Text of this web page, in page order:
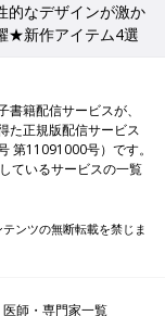
的なデザインが激か
★新作アイテム4選
籍配信サービスが、
た正規版配信サービス
第11091000号）です。
ているサービスの一覧
ンツの無断転載を禁じま
医師・専門家一覧